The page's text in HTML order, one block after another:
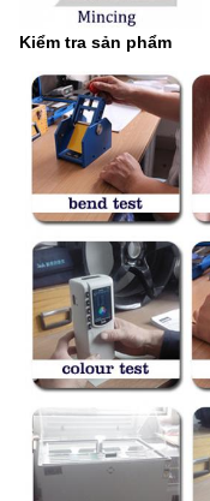
Kiểm tra sản phẩm